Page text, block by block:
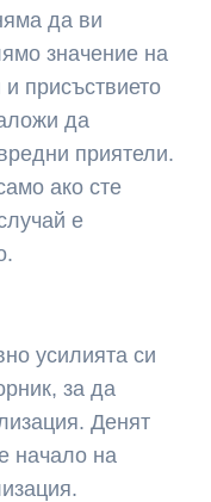
да ви
значение на
присъствието
да
приятели.
ако сте
е
усилията си
за да
Денят
начало на